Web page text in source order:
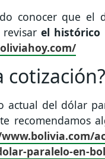
conocer que
revisarel histórico
cotización?
actual del dólar
recomendamos
paralelo-en-